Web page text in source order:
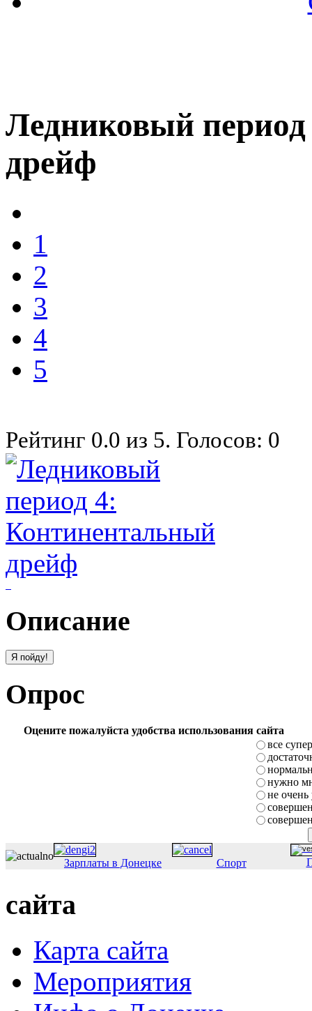
Ледниковый
дрейф
1
2
3
4
5
Рейтинг 0.0 из 5. Голосов: 0
Описание
Опрос
Оцените пожалуйста удобства использования сайта
все супер
нужно
не очень
Зарплаты в Донецке Спорт
сайта
Карта сайта
Мероприятия